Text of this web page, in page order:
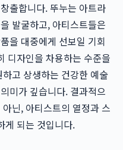
출합니다. 뚜누는 아트라
발굴하고, 아티스트들은
을 대중에게 선보일 기회
디자인을 차용하는 수준을
고 상생하는 건강한 예술
미가 깊습니다. 결과적으
닌, 아티스트의 열정과 스
게 되는 것입니다.